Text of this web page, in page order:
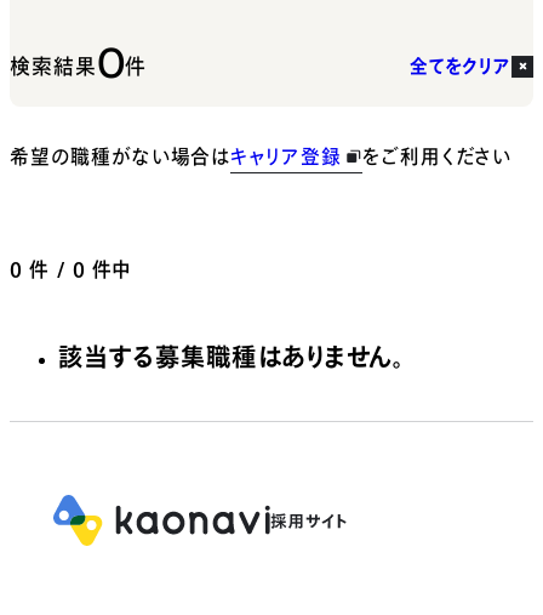
検索結果0件 全てをクリア
希望の職種がない場合はキャリア登録 をご利用ください
0 件 / 0 件中
該当する募集職種はありません。